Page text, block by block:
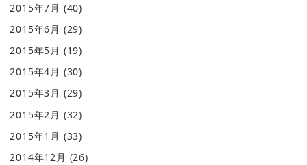
2015年7月 (40)
2015年6月 (29)
2015年5月 (19)
2015年4月 (30)
2015年3月 (29)
2015年2月 (32)
2015年1月 (33)
2014年12月 (26)